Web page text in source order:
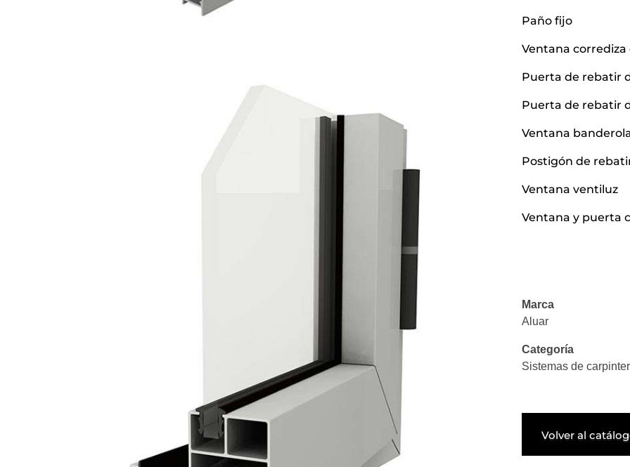
Paño fijo
Ventana corrediza
Puerta de rebatir
Puerta de rebatir
Ventana
Postigón de
Ventana ventiluz
Ventana y puerta
Marca
Aluar
Categoría
Sistemas de
Volver al